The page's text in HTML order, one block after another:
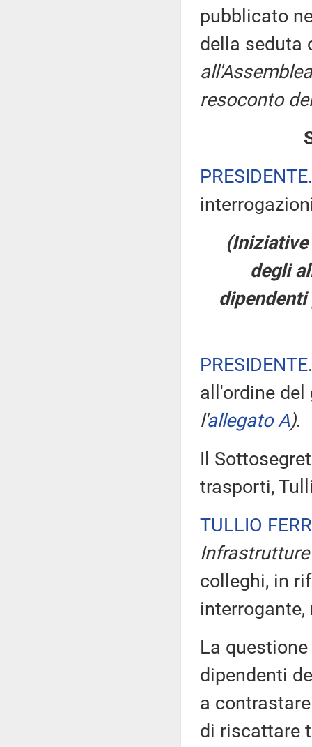
pubblicato
della seduta
resoconto
PRESIDENTE
degli
PRESIDENTE
all'ordine
l'allegato A).
Il
trasporti,
TULLIO
colleghi, in
interrogante,
La
dipendenti
a
di riscattare